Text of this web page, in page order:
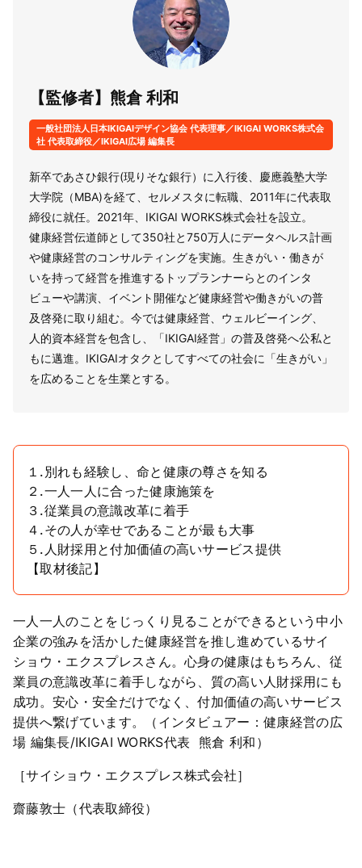
【監修者】熊倉 利和
一般社団法人日本IKIGAIデザイン協会 代表理事／IKIGAI WORKS株式会
社 代表取締役／IKIGAI広場 編集長
新卒であさひ銀行(現りそな銀行）に入行後、慶應義塾大学
大学院（MBA)を経て、セルメスタに転職、2011年に代表取
締役に就任。2021年、IKIGAI WORKS株式会社を設立。
健康経営伝道師として350社と750万人にデータヘルス計画
や健康経営のコンサルティングを実施。生きがい・働きが
いを持って経営を推進するトップランナーらとのインタ
ビューや講演、イベント開催など健康経営や働きがいの普
及啓発に取り組む。今では健康経営、ウェルビーイング、
人的資本経営を包含し、「IKIGAI経営」の普及啓発へ公私と
もに邁進。IKIGAIオタクとしてすべての社会に「生きがい」
を広めることを生業とする。
１.別れも経験し、命と健康の尊さを知る
２.一人一人に合った健康施策を
３.従業員の意識改革に着手
４.その人が幸せであることが最も大事
５.人財採用と付加価値の高いサービス提供
【取材後記】
一人一人のことをじっくり見ることができるという中小
企業の強みを活かした健康経営を推し進めているサイ
ショウ・エクスプレスさん。心身の健康はもちろん、従
業員の意識改革に着手しながら、質の高い人財採用にも
成功。安心・安全だけでなく、付加価値の高いサービス
提供へ繋げています。（インタビュアー：健康経営の広
場 編集長/IKIGAI WORKS代表 熊倉 利和）
［サイショウ・エクスプレス株式会社］
齋藤敦士（代表取締役）